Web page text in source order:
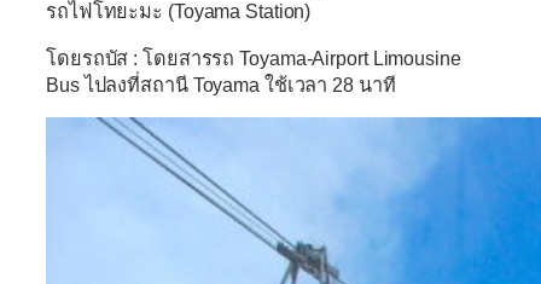
รถไฟโทยะมะ (Toyama Station)
โดยรถบัส : โดยสารรถ Toyama-Airport Limousine
Bus ไปลงที่สถานี Toyama ใช้เวลา 28 นาที